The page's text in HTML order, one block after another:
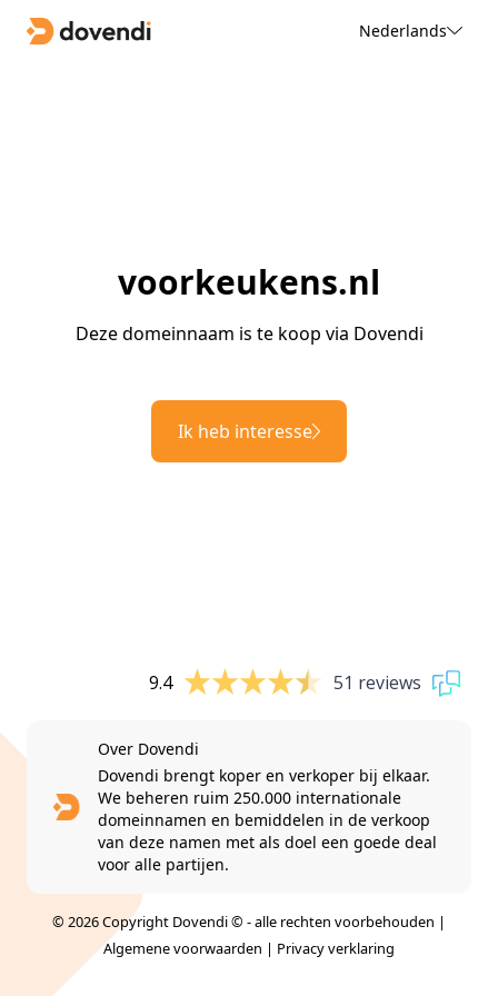
Nederlands
voorkeukens.nl
Deze domeinnaam is te koop via Dovendi
Ik heb interesse
9.4 51 reviews
Over Dovendi
Dovendi brengt koper en verkoper bij elkaar.
We beheren ruim 250.000 internationale
domeinnamen en bemiddelen in de verkoop
van deze namen met als doel een goede deal
voor alle partijen.
© 2026 Copyright Dovendi © - alle rechten voorbehouden |
Algemene voorwaarden | Privacy verklaring